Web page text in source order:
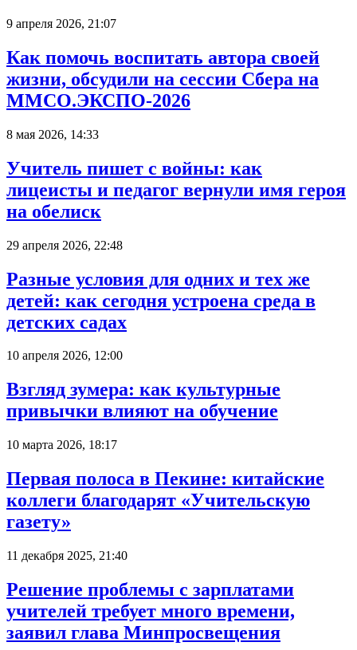
9 апреля 2026, 21:07
Как помочь воспитать автора своей
жизни, обсудили на сессии Сбера на
ММСО.ЭКСПО-2026
8 мая 2026, 14:33
Учитель пишет с войны: как
лицеисты и педагог вернули имя героя
на обелиск
29 апреля 2026, 22:48
Разные условия для одних и тех же
детей: как сегодня устроена среда в
детских садах
10 апреля 2026, 12:00
Взгляд зумера: как культурные
привычки влияют на обучение
10 марта 2026, 18:17
Первая полоса в Пекине: китайские
коллеги благодарят «Учительскую
газету»
11 декабря 2025, 21:40
Решение проблемы с зарплатами
учителей требует много времени,
заявил глава Минпросвещения